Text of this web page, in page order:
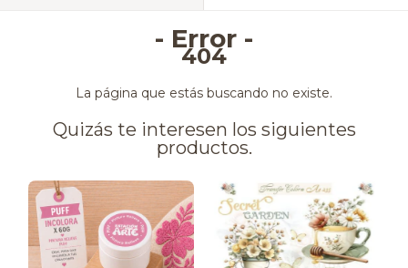
- Error -
404
La página que estás buscando no existe.
Quizás te interesen los siguientes
productos.